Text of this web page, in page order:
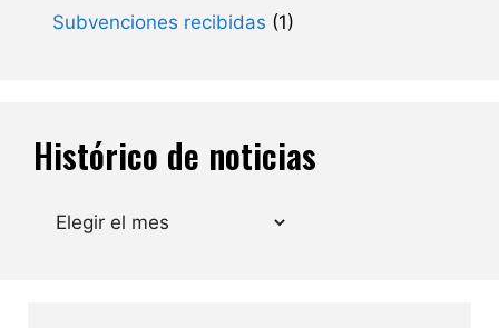
Subvenciones recibidas (1)
Histórico de noticias
Archivos